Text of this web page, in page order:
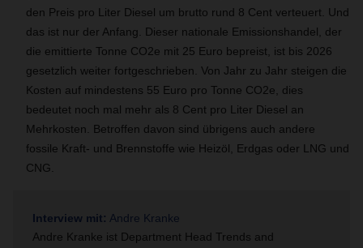
den Preis pro Liter Diesel um brutto rund 8 Cent verteuert. Und
das ist nur der Anfang. Dieser nationale Emissionshandel, der
die emittierte Tonne CO2e mit 25 Euro bepreist, ist bis 2026
gesetzlich weiter fortgeschrieben. Von Jahr zu Jahr steigen die
Kosten auf mindestens 55 Euro pro Tonne CO2e, dies
bedeutet noch mal mehr als 8 Cent pro Liter Diesel an
Mehrkosten. Betroffen davon sind übrigens auch andere
fossile Kraft- und Brennstoffe wie Heizöl, Erdgas oder LNG und
CNG.
Interview mit: Andre Kranke
Andre Kranke ist Department Head Trends and